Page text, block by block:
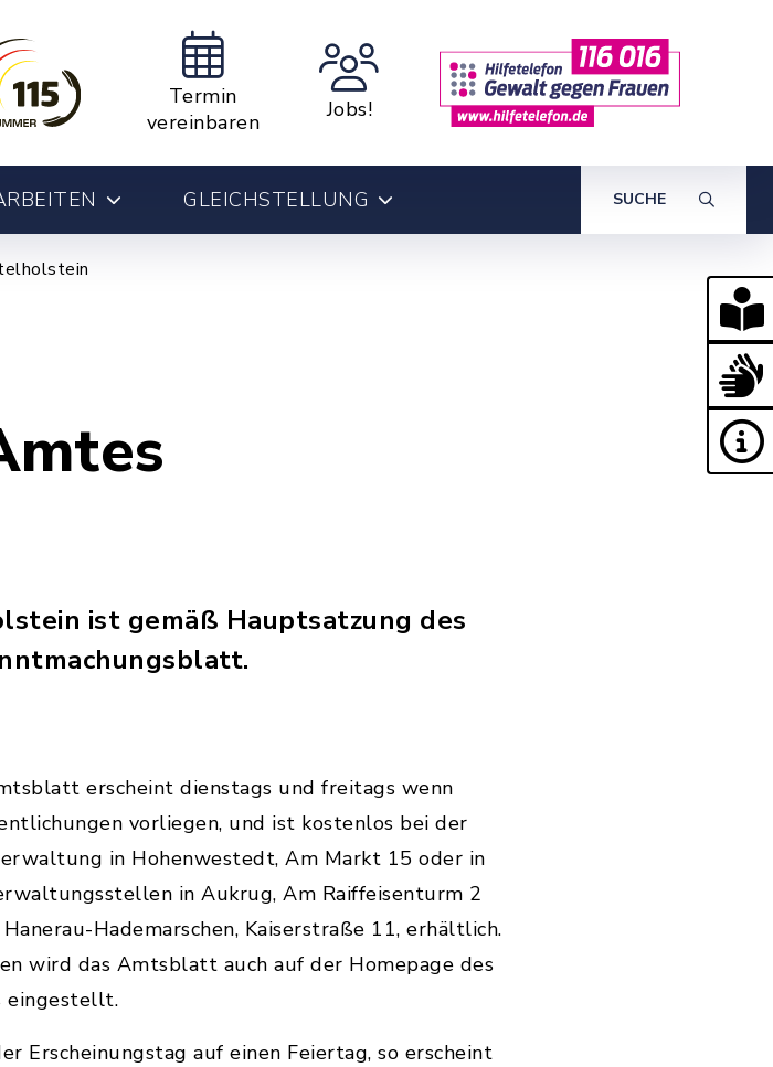
Termin
vereinbaren
Jobs!
GLEICHSTELLUNG SUCHE
ist gemäß Hauptsatzung des
erscheint dienstags und freitags wenn
vorliegen, und ist kostenlos bei der
in Hohenwestedt, Am Markt 15 oder in
in Aukrug, Am Raiffeisenturm 2
Hademarschen, Kaiserstraße 11, erhältlich.
wird das Amtsblatt auch auf der Homepage des
eingestellt.
Erscheinungstag auf einen Feiertag, so erscheint